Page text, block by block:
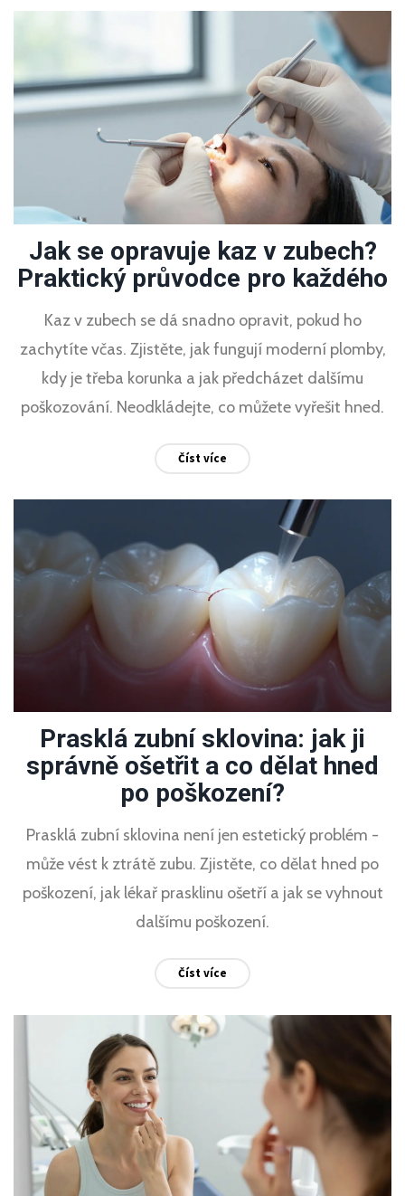
Jak se opravuje kaz v zubech?
Praktický průvodce pro každého
Kaz v zubech se dá snadno opravit, pokud ho
zachytíte včas. Zjistěte, jak fungují moderní plomby,
kdy je třeba korunka a jak předcházet dalšímu
poškozování. Neodkládejte, co můžete vyřešit hned.
Číst více
Prasklá zubní sklovina: jak ji
správně ošetřit a co dělat hned
po poškození?
Prasklá zubní sklovina není jen estetický problém -
může vést k ztrátě zubu. Zjistěte, co dělat hned po
poškození, jak lékař prasklinu ošetří a jak se vyhnout
dalšímu poškození.
Číst více